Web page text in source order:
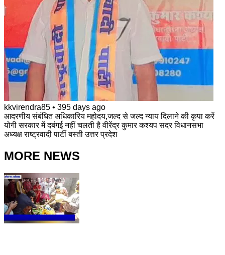
kkvirendra85 • 395 days ago
आदरणीय संबंधित अधिकारिय महोदय,जल्द से जल्द न्याय दिलाने की कृपा करें
योगी सरकार में दबंगई नहीं चलती है वीरेंद्र कुमार कश्यप सदर विधानसभा
अध्यक्ष राष्ट्रवादी पार्टी बस्ती उत्तर प्रदेश
MORE NEWS